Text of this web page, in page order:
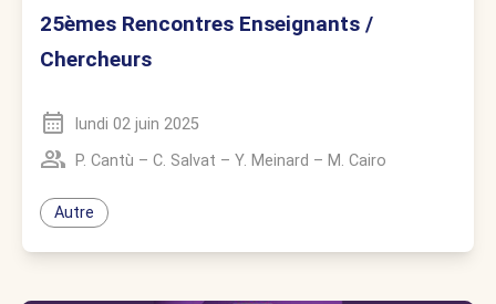
25èmes Rencontres Enseignants /
Chercheurs
lundi 02 juin 2025
P. Cantù – C. Salvat – Y. Meinard – M. Cairo
Autre